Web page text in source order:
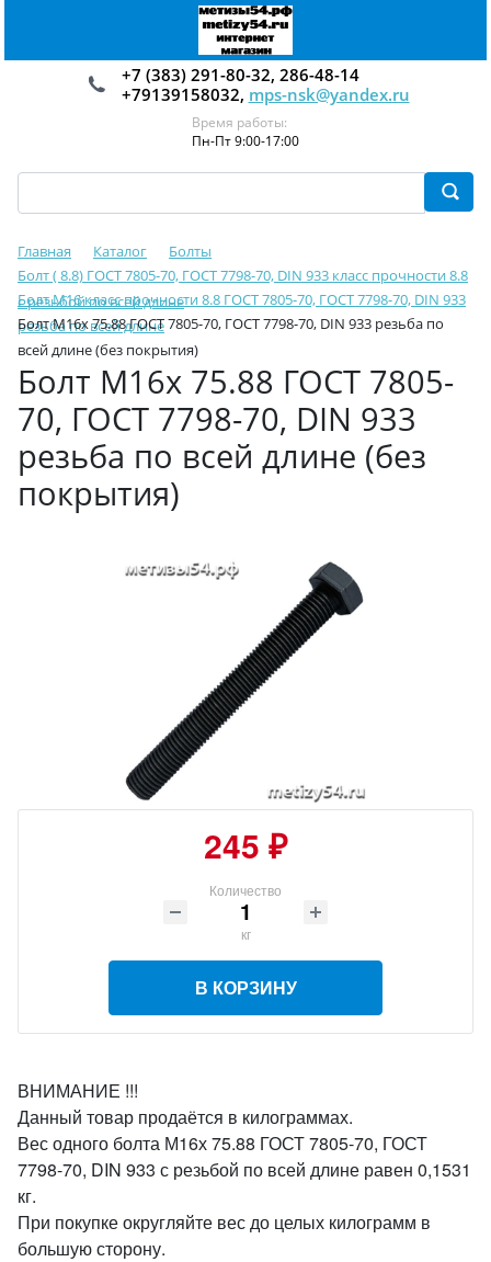
+7 (383) 291-80-32, 286-48-14
+79139158032, mps-nsk@yandex.ru
Время работы:
Пн-Пт 9:00-17:00
Главная Каталог
Болты
Болт ( 8.8) ГОСТ 7805-70, ГОСТ 7798-70, DIN 933 класс прочности 8.8
с резьбой по всей длине
Болт М16 класс прочности 8.8 ГОСТ 7805-70, ГОСТ 7798-70, DIN 933
резьба по всей длине
Болт М16х 75.88 ГОСТ 7805-70, ГОСТ 7798-70, DIN 933 резьба по
всей длине (без покрытия)
Болт М16х 75.88 ГОСТ 7805-
70, ГОСТ 7798-70, DIN 933
резьба по всей длине (без
покрытия)
245 ₽
Количество
кг
В КОРЗИНУ
ВНИМАНИЕ !!!
Данный товар продаётся в килограммах.
Вес одного болта М16х 75.88 ГОСТ 7805-70, ГОСТ
7798-70, DIN 933 с резьбой по всей длине равен 0,1531
кг.
При покупке округляйте вес до целых килограмм в
большую сторону.